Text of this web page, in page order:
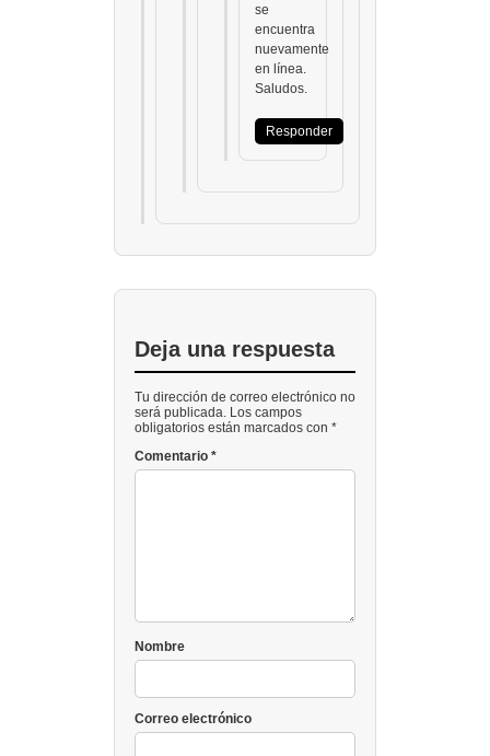
se
encuentra
nuevamente
en línea.
Saludos.
Responder
Deja una respuesta
Tu dirección de correo electrónico no
será publicada. Los campos
obligatorios están marcados con *
Comentario *
Nombre
Correo electrónico